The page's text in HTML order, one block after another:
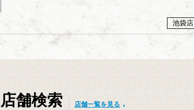
池袋店
店舗検索 店舗一覧を見る